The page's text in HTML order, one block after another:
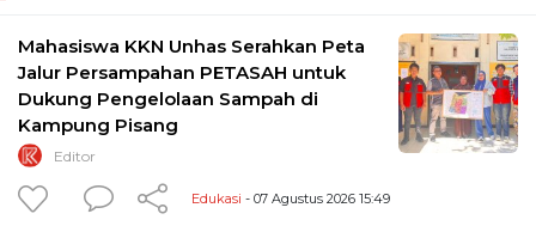
Mahasiswa KKN Unhas Serahkan Peta
Jalur Persampahan PETASAH untuk
Dukung Pengelolaan Sampah di
Kampung Pisang
Editor
Edukasi - 07 Agustus 2026 15:49